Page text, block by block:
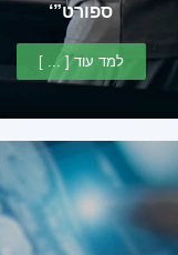
ספורט”‘
למד עוד [ ... ]